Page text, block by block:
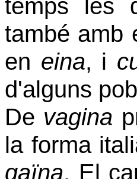
temps les
també amb
en eina, i
d'alguns
De vagina
la forma
gaïna. El